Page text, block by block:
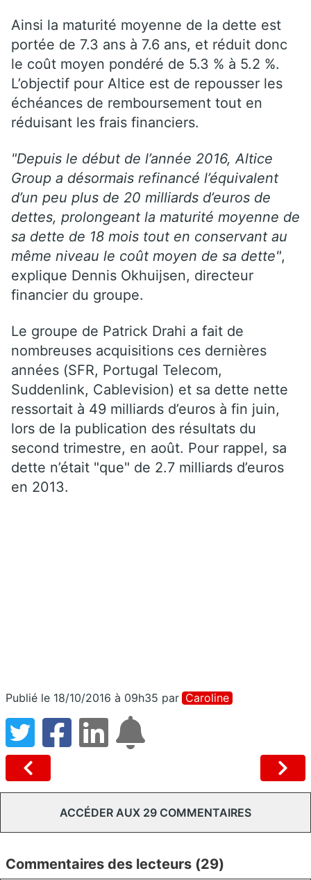
Ainsi la maturité moyenne de la dette est
portée de 7.3 ans à 7.6 ans, et réduit donc
le coût moyen pondéré de 5.3 % à 5.2 %.
L’objectif pour Altice est de repousser les
échéances de remboursement tout en
réduisant les frais financiers.
"Depuis le début de l’année 2016, Altice
Group a désormais refinancé l’équivalent
d’un peu plus de 20 milliards d’euros de
dettes, prolongeant la maturité moyenne de
sa dette de 18 mois tout en conservant au
même niveau le coût moyen de sa dette",
explique Dennis Okhuijsen, directeur
financier du groupe.
Le groupe de Patrick Drahi a fait de
nombreuses acquisitions ces dernières
années (SFR, Portugal Telecom,
Suddenlink, Cablevision) et sa dette nette
ressortait à 49 milliards d’euros à fin juin,
lors de la publication des résultats du
second trimestre, en août. Pour rappel, sa
dette n’était "que" de 2.7 milliards d’euros
en 2013.
Publié le 18/10/2016 à 09h35 par Caroline
ACCÉDER AUX 29 COMMENTAIRES
Commentaires des lecteurs (29)